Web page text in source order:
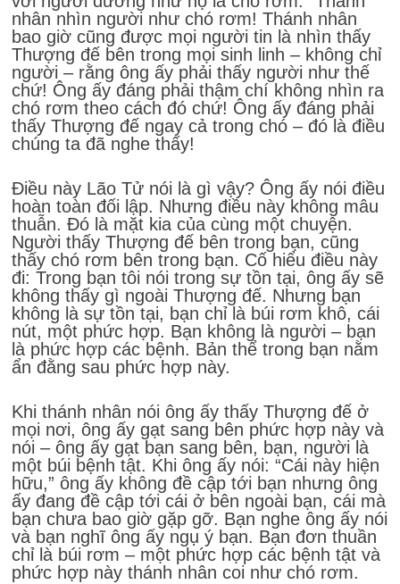
nhân nhìn người như chó rơm! Thánh nhân
bao giờ cũng được mọi người tin là nhìn thấy
Thượng đế bên trong mọi sinh linh – không chỉ
người – rằng ông ấy phải thấy người như thế
chứ! Ông ấy đáng phải thậm chí không nhìn ra
chó rơm theo cách đó chứ! Ông ấy đáng phải
thấy Thượng đế ngay cả trong chó – đó là điều
chúng ta đã nghe thấy!
Điều này Lão Tử nói là gì vậy? Ông ấy nói điều
hoàn toàn đối lập. Nhưng điều này không mâu
thuẫn. Đó là mặt kia của cùng một chuyện.
Người thấy Thượng đế bên trong bạn, cũng
thấy chó rơm bên trong bạn. Cố hiểu điều này
đi: Trong bạn tôi nói trong sự tồn tại, ông ấy sẽ
không thấy gì ngoài Thượng đế. Nhưng bạn
không là sự tồn tại, bạn chỉ là búi rơm khô, cái
nút, một phức hợp. Bạn không là người – bạn
là phức hợp các bệnh. Bản thể trong bạn nằm
ẩn đằng sau phức hợp này.
Khi thánh nhân nói ông ấy thấy Thượng đế ở
mọi nơi, ông ấy gạt sang bên phức hợp này và
nói – ông ấy gạt bạn sang bên, bạn, người là
một búi bệnh tật. Khi ông ấy nói: “Cái này hiện
hữu,” ông ấy không đề cập tới bạn nhưng ông
ấy đang đề cập tới cái ở bên ngoài bạn, cái mà
bạn chưa bao giờ gặp gỡ. Bạn nghe ông ấy nói
và bạn nghĩ ông ấy ngụ ý bạn. Bạn đơn thuần
chỉ là búi rơm – một phức hợp các bệnh tật và
phức hợp này thánh nhân coi như chó rơm.